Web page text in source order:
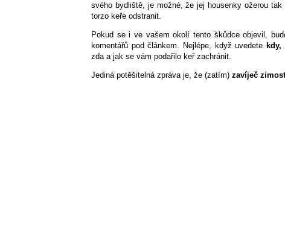
svého bydliště, je možné, že jej housenky ožerou
torzo keře odstranit.
Pokud se i ve vašem okolí tento škůdce objevil,
komentářů pod článkem. Nejlépe, když uvedete
zda a jak se vám podařilo keř zachránit.
Jediná potěšitelná zpráva je, že (zatím) zavíječ